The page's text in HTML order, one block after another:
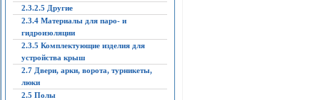
2.3.2.5 Другие
2.3.4 Материалы для паро- и
гидроизоляции
2.3.5 Комплектующие изделия для
устройства крыш
2.7 Двери, арки, ворота, турникеты,
люки
2.5 Полы